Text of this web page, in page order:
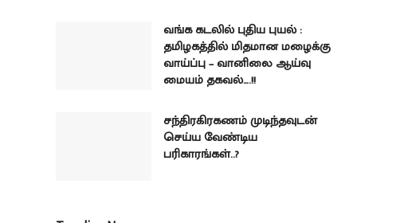
வங்க கடலில் புதிய புயல் :
தமிழகத்தில் மிதமான மழைக்கு
வாய்ப்பு – வானிலை ஆய்வு
மையம் தகவல்….!!
சந்திரகிரகணம் முடிந்தவுடன்
செய்ய வேண்டிய
பரிகாரங்கள்..?